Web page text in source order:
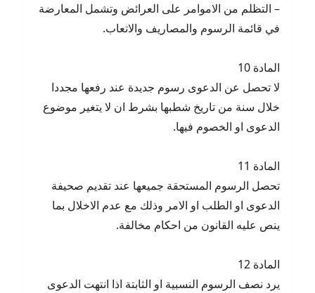
– التظلم من الاموامر على العرائض وتشمل المعارضة
في قائمة الرسوم والمصاريف والاتعاب.
المادة 10
لا تحصل عن الدعوى رسوم جديدة عند رفعها مجددا
خلال سنة من تاريخ شطبها بشرط ان لا يتغير موضوع
الدعوى او الخصوم فيها.
المادة 11
تحصل الرسوم المستحقة جميعها عند تقديم صحيفة
الدعوى او الطلب او الامر وذلك مع عدم الاخلال بما
ينص عليه القانون من احكام مخالفة.
المادة 12
يرد نصف الرسوم النسبية او الثابتة اذا انتهت الدعوى